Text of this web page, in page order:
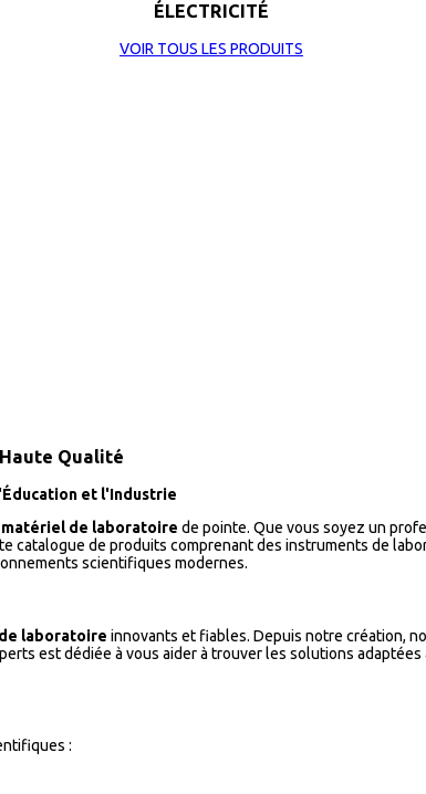
ÉLECTRICITÉ
VOIR TOUS LES PRODUITS
Qualité
et l'Industrie
matériel de laboratoire de pointe. Que vous soyez un
de produits comprenant des instruments de
scientifiques modernes.
laboratoire innovants et fiables. Depuis notre création,
est dédiée à vous aider à trouver les solutions
: